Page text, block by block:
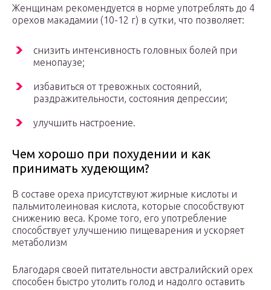
Женщинам рекомендуется в норме употреблять до 4
орехов макадамии (10-12 г) в сутки, что позволяет:
снизить интенсивность головных болей при
менопаузе;
избавиться от тревожных состояний,
раздражительности, состояния депрессии;
улучшить настроение.
Чем хорошо при похудении и как
принимать худеющим?
В составе ореха присутствуют жирные кислоты и
пальмитолеиновая кислота, которые способствуют
снижению веса. Кроме того, его употребление
способствует улучшению пищеварения и ускоряет
метаболизм
Благодаря своей питательности австралийский орех
способен быстро утолить голод и надолго оставить